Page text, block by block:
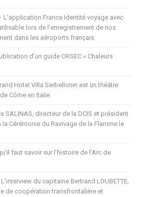
France Identité voyage avec
lors de l’enregistrement de nos
dans les aéroports français
d’un guide ORSEC « Chaleurs
Hotel Villa Serbellonin est un théâtre
Côme en Italie
SALINAS, directeur de la DCIS et président
la Cérémonie du Ravivage de la Flamme le
faut savoir sur l’histoire de l’Arc de
du capitaine Bertrand LOUBETTE,
de coopération transfrontalière et